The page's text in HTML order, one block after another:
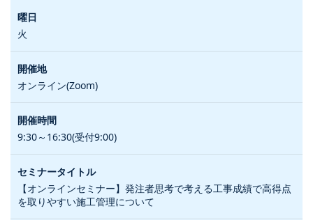
火
オンライン(Zoom)
9:30～16:30(受付9:00)
【オンラインセミナー】発注者思考で考える工事成績で高得点
を取りやすい施工管理について